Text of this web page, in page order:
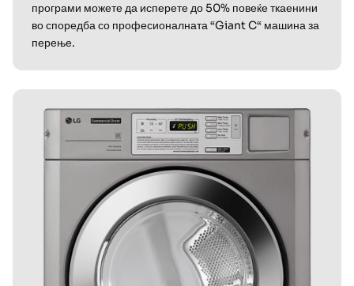
програми можете да исперете до 50% повеќе ткаенини
во споредба со професионалната “Giant C“ машина за
перење.